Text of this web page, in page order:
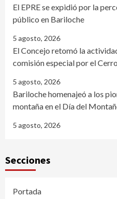
El EPRE se expidió por la
público en Bariloche
5 agosto, 2026
El Concejo retomó la
comisión especial por el
5 agosto, 2026
Bariloche homenajeó a los
montaña en el Día del
5 agosto, 2026
Secciones
Portada